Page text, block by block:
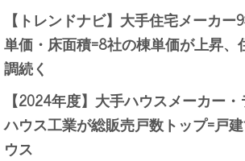
【トレンドナビ】大手住宅メーカ
単価・床面積=8社の棟単価が上昇、
調続く
【2024年度】大手ハウスメーカー
ハウス工業が総販売戸数トップ=戸
ウス